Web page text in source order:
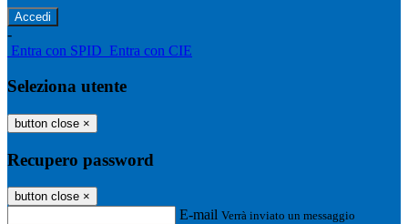
-
Entra con SPID Entra con CIE
Seleziona utente
button close ×
Recupero password
button close ×
E-mail Verrà inviato un messaggio